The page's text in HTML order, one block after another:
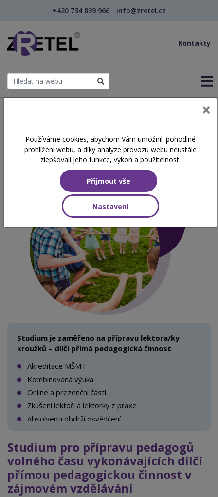
+420 734 839 966 info@zretel.cz
Kontakty
Vedoucí zájmových útvarů
Studium je zaměřeno na přípravu lektora/ky
kroužků – dílčí přímá pedagogická činnost
Akreditace MŠMT
Kombinovaná výuka
Online a prezenční části
Zkušení lektoři a lektorky z praxe
Absolventi obdrží osvědčení
Studium pro přípravu pedagogů
volného času vykonávajících dílčí
přímou pedagogickou činnost v
zájmovém vzdělávání
Používáme cookies, abychom Vám umožnili pohodlné
prohlížení webu, a díky analýze provozu webu neustále
zlepšovali jeho funkce, výkon a použitelnost.
Přijmout vše
Nastavení